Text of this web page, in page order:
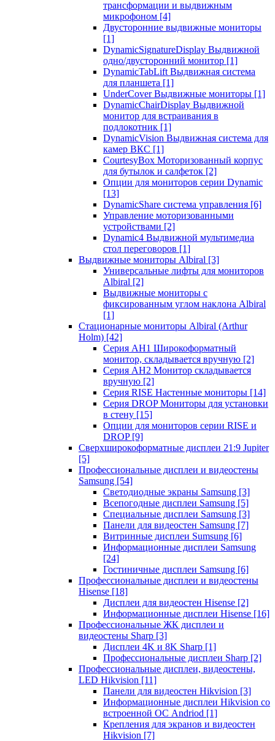
трансформации и выдвижным
микрофоном [4]
Двусторонние выдвижные мониторы
[1]
DynamicSignatureDisplay Выдвижной
одно/двусторонний монитор [1]
DynamicTabLift Выдвижная система
для планшета [1]
UnderCover Выдвижные мониторы [1]
DynamicChairDisplay Выдвижной
монитор для встраивания в
подлокотник [1]
DynamicVision Выдвижная система для
камер ВКС [1]
CourtesyBox Моторизованный корпус
для бутылок и салфеток [2]
Опции для мониторов серии Dynamic
[13]
DynamicShare система управления [6]
Управление моторизованными
устройствами [2]
Dynamic4 Выдвижной мультимедиа
стол переговоров [1]
Выдвижные мониторы Albiral [3]
Универсальные лифты для мониторов
Albiral [2]
Выдвижные мониторы с
фиксированным углом наклона Albiral
[1]
Стационарные мониторы Albiral (Arthur
Holm) [42]
Серия AH1 Широкоформатный
монитор, складывается вручную [2]
Серия AH2 Монитор складывается
вручную [2]
Серия RISE Настенные мониторы [14]
Серия DROP Мониторы для установки
в стену [15]
Опции для мониторов серии RISE и
DROP [9]
Сверхширокоформатные дисплеи 21:9 Jupiter
[5]
Профессиональные дисплеи и видеостены
Samsung [54]
Светодиодные экраны Samsung [3]
Всепогодные дисплеи Samsung [5]
Специальные дисплеи Samsung [3]
Панели для видеостен Samsung [7]
Витринные дисплеи Sumsung [6]
Информационные дисплеи Samsung
[24]
Гостиничные дисплеи Samsung [6]
Профессиональные дисплеи и видеостены
Hisense [18]
Дисплеи для видеостен Hisense [2]
Информационные дисплеи Hisense [16]
Профессиональные ЖК дисплеи и
видеостены Sharp [3]
Дисплеи 4K и 8K Sharp [1]
Профессиональные дисплеи Sharp [2]
Профессиональные дисплеи, видеостены,
LED Hikvision [11]
Панели для видеостен Hikvision [3]
Информационные дисплеи Hikvision со
встроенной ОС Andriod [1]
Крепления для экранов и видеостен
Hikvision [7]